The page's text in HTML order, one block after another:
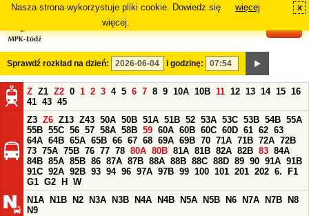
Nasza strona wykorzystuje pliki cookie. Dowiedz się
więcej.
więcej x
Sprawdź rozkład na dzień: i godzinę:
Z Z1 Z2 0 1 2 3 4 5 6 7 8 9 10A 10B 11 12 13 14 15 16
41 43 45
Z3 Z6 Z13 Z43 50A 50B 51A 51B 52 53A 53C 53B 54B 55A
55B 55C 56 57 58A 58B 59 60A 60B 60C 60D 61 62 63
64A 64B 65A 65B 66 67 68 69A 69B 70 71A 71B 72A 72B
73 75A 75B 76 77 78 80A 80B 81A 81B 82A 82B 83 84A
84B 85A 85B 86 87A 87B 88A 88B 88C 88D 89 90 91A 91B
91C 92A 92B 93 94 96 97A 97B 99 100 101 201 202 6.
F1
G1 G2 H
W
N1A
N1B N2 N3A N3B N4A N4B N5A N5B N6 N7A N7B
N8
N9